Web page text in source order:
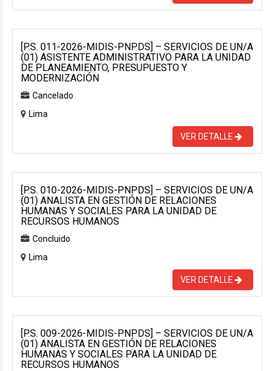
[P.S. 011-2026-MIDIS-PNPDS] – SERVICIOS DE UN/A
(01) ASISTENTE ADMINISTRATIVO PARA LA UNIDAD
DE PLANEAMIENTO, PRESUPUESTO Y
MODERNIZACIÓN
Cancelado
Lima
VER DETALLE
[P.S. 010-2026-MIDIS-PNPDS] – SERVICIOS DE UN/A
(01) ANALISTA EN GESTIÓN DE RELACIONES
HUMANAS Y SOCIALES PARA LA UNIDAD DE
RECURSOS HUMANOS
Concluido
Lima
VER DETALLE
[P.S. 009-2026-MIDIS-PNPDS] – SERVICIOS DE UN/A
(01) ANALISTA EN GESTIÓN DE RELACIONES
HUMANAS Y SOCIALES PARA LA UNIDAD DE
RECURSOS HUMANOS